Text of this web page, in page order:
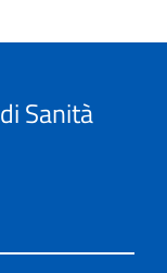
Sanità